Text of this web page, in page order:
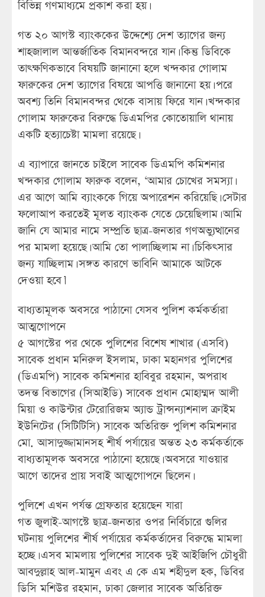
বিভিন্ন গণমাধ্যমে প্রকাশ করা হয়।
গত ২০ আগস্ট ব্যাংককের উদ্দেশ্যে দেশ ত্যাগের জন্য
শাহজালাল আন্তর্জাতিক বিমানবন্দরে যান। কিন্তু ডিবিকে
তাৎক্ষণিকভাবে বিষয়টি জানানো হলে খন্দকার গোলাম
ফারুকের দেশ ত্যাগের বিষয়ে আপত্তি জানানো হয়। পরে
অবশ্য তিনি বিমানবন্দর থেকে বাসায় ফিরে যান। খন্দকার
গোলাম ফারুকের বিরুদ্ধে ডিএমপির কোতোয়ালি থানায়
একটি হত্যাচেষ্টা মামলা রয়েছে।
এ ব্যাপারে জানতে চাইলে সাবেক ডিএমপি কমিশনার
খন্দকার গোলাম ফারুক বলেন, ‘আমার চোখের সমস্যা।
এর আগে আমি ব্যাংককে গিয়ে অপারেশন করিয়েছি। সেটার
ফলোআপ করতেই মূলত ব্যাংকক যেতে চেয়েছিলাম। আমি
জানি যে আমার নামে সম্প্রতি ছাত্র-জনতার গণঅভ্যুত্থানের
পর মামলা হয়েছে। আমি তো পালাচ্ছিলাম না। চিকিৎসার
জন্য যাচ্ছিলাম। সঙ্গত কারণে ভাবিনি আমাকে আটকে
দেওয়া হবে।’
বাধ্যতামূলক অবসরে পাঠানো যেসব পুলিশ কর্মকর্তারা
আত্মগোপনে
৫ আগস্টের পর থেকে পুলিশের বিশেষ শাখার (এসবি)
সাবেক প্রধান মনিরুল ইসলাম, ঢাকা মহানগর পুলিশের
(ডিএমপি) সাবেক কমিশনার হাবিবুর রহমান, অপরাধ
তদন্ত বিভাগের (সিআইডি) সাবেক প্রধান মোহাম্মদ আলী
মিয়া ও কাউন্টার টেরোরিজম অ্যান্ড ট্রান্সন্যাশনাল ক্রাইম
ইউনিটের (সিটিটিসি) সাবেক অতিরিক্ত পুলিশ কমিশনার
মো. আসাদুজ্জামানসহ শীর্ষ পর্যায়ের অন্তত ২৩ কর্মকর্তাকে
বাধ্যতামূলক অবসরে পাঠানো হয়েছে। অবসরে যাওয়ার
আগে তাদের প্রায় সবাই আত্মগোপনে ছিলেন।
পুলিশে এখন পর্যন্ত গ্রেফতার হয়েছেন যারা
গত জুলাই-আগস্টে ছাত্র-জনতার ওপর নির্বিচারে গুলির
ঘটনায় পুলিশের শীর্ষ পর্যায়ের কর্মকর্তাদের বিরুদ্ধে মামলা
হচ্ছে। এসব মামলায় পুলিশের সাবেক দুই আইজিপি চৌধুরী
আবদুল্লাহ আল-মামুন এবং এ কে এম শহীদুল হক, ডিবির
ডিসি মশিউর রহমান, ঢাকা জেলার সাবেক অতিরিক্ত